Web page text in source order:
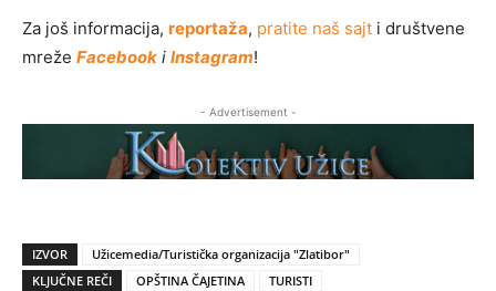
Za još informacija, reportaža, pratite naš sajt i društvene
mreže Facebook i Instagram!
- Advertisement -
IZVOR
Užicemedia/Turistička organizacija "Zlatibor"
KLJUČNE REČI
OPŠTINA ČAJETINA
TURISTI